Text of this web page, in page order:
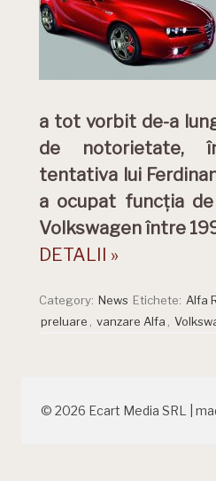
a tot vorbit de-a
de notorietate,
tentativa lui
a ocupat funcția de
Volkswagen între
DETALII »
Category: News Etichete: Alfa
preluare
vanzare Alfa
© 2026 Ecart Media SRL |